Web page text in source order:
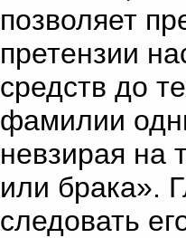
позволяет
претензии
средств до
фамилии
невзирая на
или брака».
следовать